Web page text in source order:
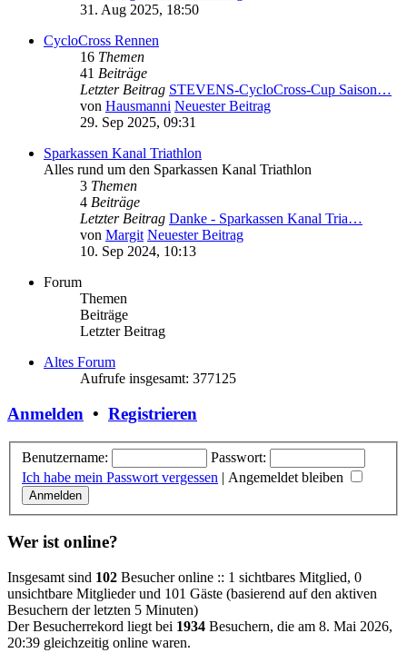
31. Aug 2025, 18:50
CycloCross Rennen
16 Themen
41 Beiträge
Letzter Beitrag STEVENS-CycloCross-Cup Saison…
von Hausmanni Neuester Beitrag
29. Sep 2025, 09:31
Sparkassen Kanal Triathlon
Alles rund um den Sparkassen Kanal Triathlon
3 Themen
4 Beiträge
Letzter Beitrag Danke - Sparkassen Kanal Tria…
von Margit Neuester Beitrag
10. Sep 2024, 10:13
Forum
Themen
Beiträge
Letzter Beitrag
Altes Forum
Aufrufe insgesamt: 377125
Anmelden • Registrieren
Benutzername:
Passwort:
Ich habe mein Passwort vergessen | Angemeldet bleiben
Wer ist online?
Insgesamt sind 102 Besucher online :: 1 sichtbares Mitglied, 0
unsichtbare Mitglieder und 101 Gäste (basierend auf den aktiven
Besuchern der letzten 5 Minuten)
Der Besucherrekord liegt bei 1934 Besuchern, die am 8. Mai 2026,
20:39 gleichzeitig online waren.